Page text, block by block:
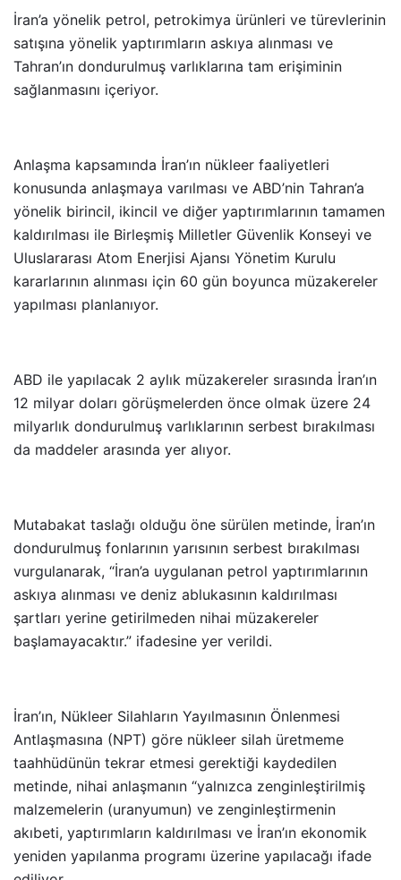
İran’a yönelik petrol, petrokimya ürünleri ve türevlerinin
satışına yönelik yaptırımların askıya alınması ve
Tahran’ın dondurulmuş varlıklarına tam erişiminin
sağlanmasını içeriyor.
Anlaşma kapsamında İran’ın nükleer faaliyetleri
konusunda anlaşmaya varılması ve ABD’nin Tahran’a
yönelik birincil, ikincil ve diğer yaptırımlarının tamamen
kaldırılması ile Birleşmiş Milletler Güvenlik Konseyi ve
Uluslararası Atom Enerjisi Ajansı Yönetim Kurulu
kararlarının alınması için 60 gün boyunca müzakereler
yapılması planlanıyor.
ABD ile yapılacak 2 aylık müzakereler sırasında İran’ın
12 milyar doları görüşmelerden önce olmak üzere 24
milyarlık dondurulmuş varlıklarının serbest bırakılması
da maddeler arasında yer alıyor.
Mutabakat taslağı olduğu öne sürülen metinde, İran’ın
dondurulmuş fonlarının yarısının serbest bırakılması
vurgulanarak, “İran’a uygulanan petrol yaptırımlarının
askıya alınması ve deniz ablukasının kaldırılması
şartları yerine getirilmeden nihai müzakereler
başlamayacaktır.” ifadesine yer verildi.
İran’ın, Nükleer Silahların Yayılmasının Önlenmesi
Antlaşmasına (NPT) göre nükleer silah üretmeme
taahhüdünün tekrar etmesi gerektiği kaydedilen
metinde, nihai anlaşmanın “yalnızca zenginleştirilmiş
malzemelerin (uranyumun) ve zenginleştirmenin
akıbeti, yaptırımların kaldırılması ve İran’ın ekonomik
yeniden yapılanma programı üzerine yapılacağı ifade